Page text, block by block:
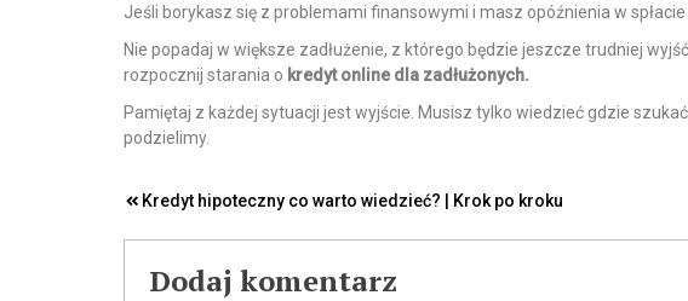
Jeśli borykasz się z problemami finansowymi i masz opóźnienia w
Nie popadaj w większe zadłużenie, z którego będzie jeszcze trudniej
rozpocznij starania o kredyt online dla zadłużonych.
Pamiętaj z każdej sytuacji jest wyjście. Musisz tylko wiedzieć gdzie
podzielimy.
Nawigacja
wpisu
Kredyt hipoteczny co warto wiedzieć? | Krok po kroku
Dodaj komentarz